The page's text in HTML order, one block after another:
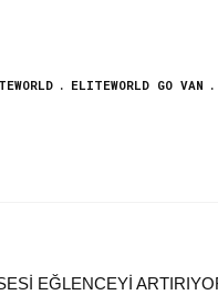
ELITEWORLD GO VAN
EĞLENCEYI